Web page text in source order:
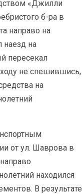
«Джилли
б-ра в
направо на
наезд на
пересекал
не спешившись,
на
от ул. Шаврова в
находился
В результате